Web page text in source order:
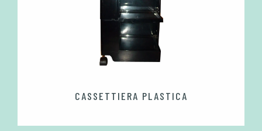
CASSETTIERA PLASTICA